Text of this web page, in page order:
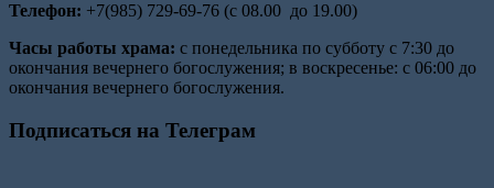
Телефон: +7(985) 729-69-76 (с 08.00 до 19.00)
Часы работы храма: с понедельника по субботу с 7:30 до
окончания вечернего богослужения; в воскресенье: с 06:00 до
окончания вечернего богослужения.
Подписаться на Телеграм